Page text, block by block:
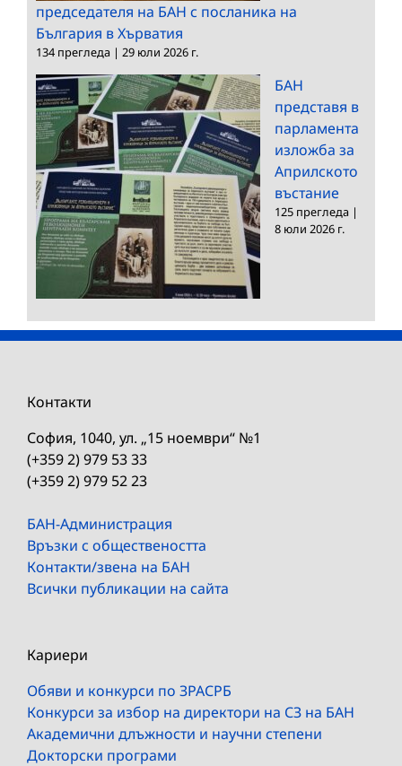
председателя на БАН с посланика на
България в Хърватия
134 прегледа | 29 юли 2026 г.
БАН
представя в
парламента
изложба за
Априлското
въстание
125 прегледа |
8 юли 2026 г.
Контакти
София, 1040, ул. „15 ноември“ №1
(+359 2) 979 53 33
(+359 2) 979 52 23
БАН-Администрация
Връзки с обществеността
Контакти/звена на БАН
Всички публикации на сайта
Кариери
Обяви и конкурси по ЗРАСРБ
Конкурси за избор на директори на СЗ на БАН
Академични длъжности и научни степени
Докторски програми